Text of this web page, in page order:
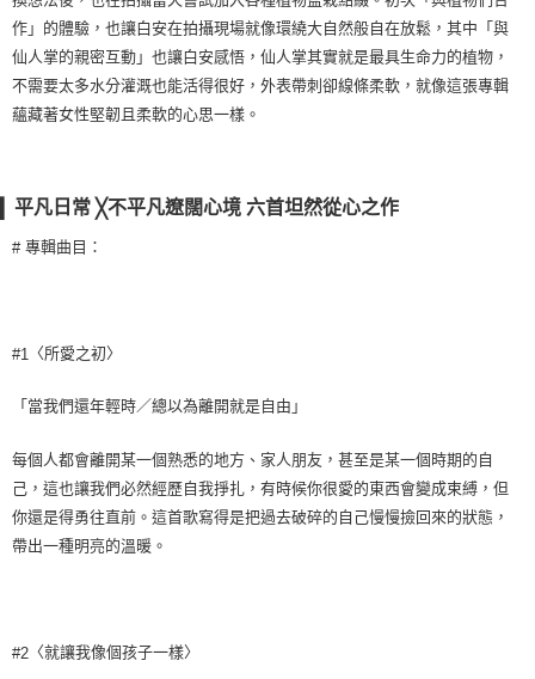
作」的體驗，也讓白安在拍攝現場就像環繞大自然般自在放鬆，其中「與
仙人掌的親密互動」也讓白安感悟，仙人掌其實就是最具生命力的植物，
不需要太多水分灌溉也能活得很好，外表帶刺卻線條柔軟，就像這張專輯
蘊藏著女性堅韌且柔軟的心思一樣。
平凡日常 ╳不平凡遼闊心境 六首坦然從心之作
# 專輯曲目：
#1 〈所愛之初〉
「當我們還年輕時／總以為離開就是自由」
每個人都會離開某一個熟悉的地方、家人朋友，甚至是某一個時期的自
己，這也讓我們必然經歷自我掙扎，有時候你很愛的東西會變成束縛，但
你還是得勇往直前。這首歌寫得是把過去破碎的自己慢慢撿回來的狀態，
帶出一種明亮的溫暖。
#2 〈就讓我像個孩子一樣〉